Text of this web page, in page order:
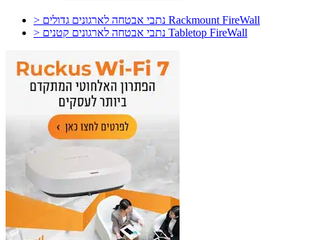
> נתבי אבטחה לארגונים גדולים Rackmount FireWall
> נתבי אבטחה לארגונים קטנים Tabletop FireWall